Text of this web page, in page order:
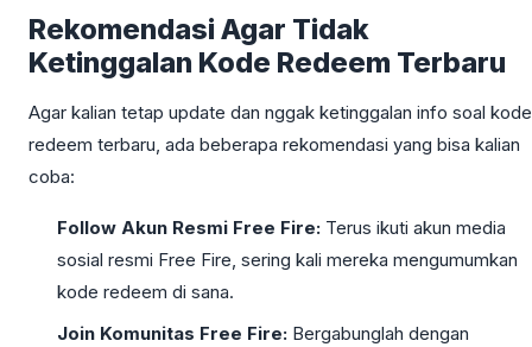
Rekomendasi Agar Tidak
Ketinggalan Kode Redeem Terbaru
Agar kalian tetap update dan nggak ketinggalan info soal kode
redeem terbaru, ada beberapa rekomendasi yang bisa kalian
coba:
Follow Akun Resmi Free Fire: Terus ikuti akun media
sosial resmi Free Fire, sering kali mereka mengumumkan
kode redeem di sana.
Join Komunitas Free Fire: Bergabunglah dengan